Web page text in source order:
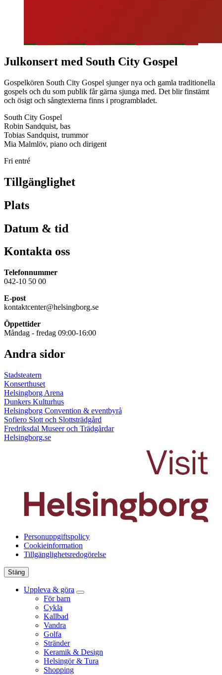
Julkonsert med South City Gospel
Gospelkören South City Gospel sjunger nya och gamla traditionella
gospels och du som publik får gärna sjunga med. Det blir finstämt
och ösigt och sångtexterna finns i programbladet.
South City Gospel
Robin Sandquist, bas
Tobias Sandquist, trummor
Mia Malmlöv, piano och dirigent
Fri entré
Tillgänglighet
Plats
Datum & tid
Kontakta oss
Telefonnummer
042-10 50 00
E-post
kontaktcenter@helsingborg.se
Öppettider
Måndag - fredag 09:00-16:00
Andra sidor
Stadsteatern
Konserthuset
Helsingborg Arena
Dunkers Kulturhus
Helsingborg Convention & eventbyrå
Sofiero Slott och Slottsträdgård
Fredriksdal Museer och Trädgårdar
Helsingborg.se
Personuppgiftspolicy
Cookieinformation
Tillgänglighetsredogörelse
Stäng
Uppleva & göra
För barn
Cykla
Kallbad
Vandra
Golfa
Stränder
Keramik & Design
Helsingör & Tura
Shopping